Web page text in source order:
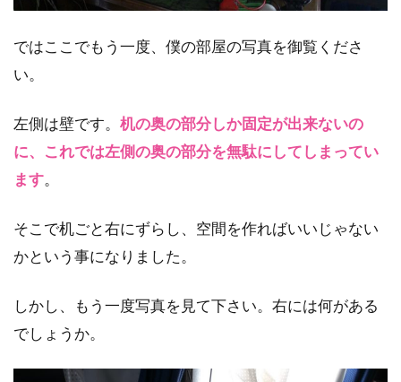
ではここでもう一度、僕の部屋の写真を御覧くださ
い。
左側は壁です。 机の奥の部分しか固定が出来ないの
に、これでは左側の奥の部分を無駄にしてしまってい
ます。
そこで机ごと右にずらし、空間を作ればいいじゃない
かという事になりました。
しかし、もう一度写真を見て下さい。右には何がある
でしょうか。